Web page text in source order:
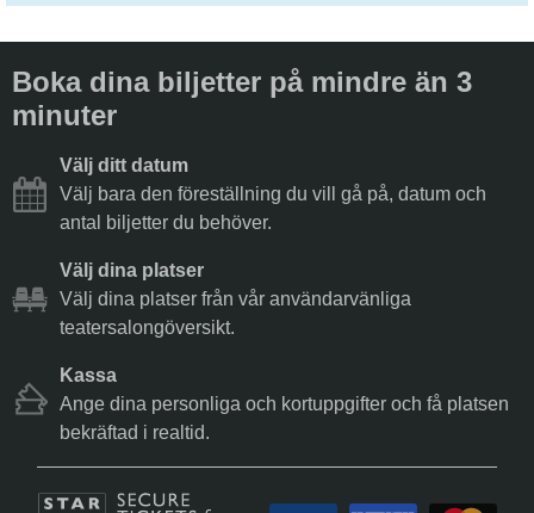
Boka dina biljetter på mindre än 3
minuter
Välj ditt datum
Välj bara den föreställning du vill gå på, datum och
antal biljetter du behöver.
Välj dina platser
Välj dina platser från vår användarvänliga
teatersalongöversikt.
Kassa
Ange dina personliga och kortuppgifter och få platsen
bekräftad i realtid.